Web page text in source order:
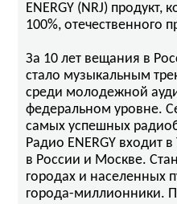
ENERGY (NRJ)
100%, отечественного
За 10 лет вещания в
стало музыкальным
среди молодежной
федеральном уровне.
самых успешных
Радио ENERGY входит
в России и Москве.
городах и населенных
города-миллионники.